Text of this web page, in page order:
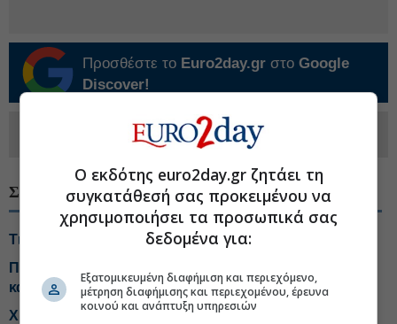
Προσθέστε το Euro2day.gr στο Google
Discover!
Ακολουθήστε τη σελίδα του
στοLinkedin
ΣΧΕΤΙΚΑ ΘΕΜΑΤΑ
Τι αλλάζει το χωροταξικό στις τουριστικές επενδύσεις
Πληθωρισμός 3,4% με ανατιμήσεις-φωτιά σε βενζίνη
και πετρέλαιο κίνησης
Χρηματιστήριο: Επανέρχονται οι αγοραστές στις
Ο εκδότης euro2day.gr ζητάει τη
συγκατάθεσή σας προκειμένου να
χρησιμοποιήσει τα προσωπικά σας
δεδομένα για:
Εξατομικευμένη διαφήμιση και περιεχόμενο,
μέτρηση διαφήμισης και περιεχομένου, έρευνα
κοινού και ανάπτυξη υπηρεσιών